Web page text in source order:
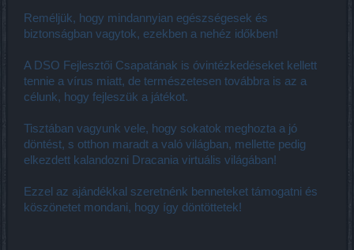
Reméljük, hogy mindannyian egészségesek és
biztonságban vagytok, ezekben a nehéz időkben!
A DSO Fejlesztői Csapatának is óvintézkedéseket kellett
tennie a vírus miatt, de természetesen továbbra is az a
célunk, hogy fejleszük a játékot.
Tisztában vagyunk vele, hogy sokatok meghozta a jó
döntést, s otthon maradt a való világban, mellette pedig
elkezdett kalandozni Dracania virtuális világában!
Ezzel az ajándékkal szeretnénk benneteket támogatni és
köszönetet mondani, hogy így döntöttetek!